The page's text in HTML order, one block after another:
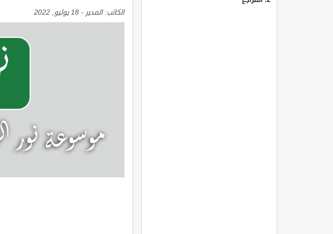
الكاتب:المدير - 18 يوليو, 2022